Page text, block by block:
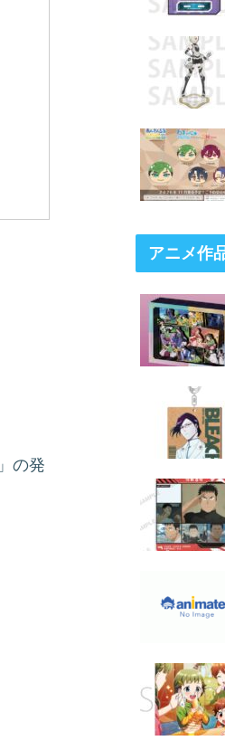
」の発
アニメ作